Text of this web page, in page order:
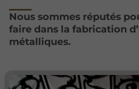
Nous sommes réputés
faire dans la fabrication
métalliques.